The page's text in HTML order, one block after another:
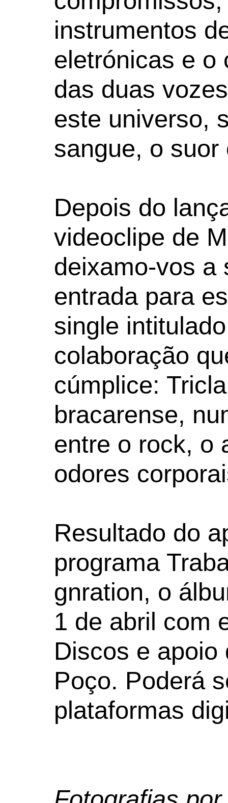
instrumentos
eletrónicas e o
das duas
este universo,
sangue, o
Depois do
videoclipe de
deixamo-vos a
entrada para
single
colaboração
cúmplice:
bracarense,
entre o rock, o
odores
Resultado do
programa
gnration, o
1 de abril com
Discos e apoio
Poço. Poderá
plataformas